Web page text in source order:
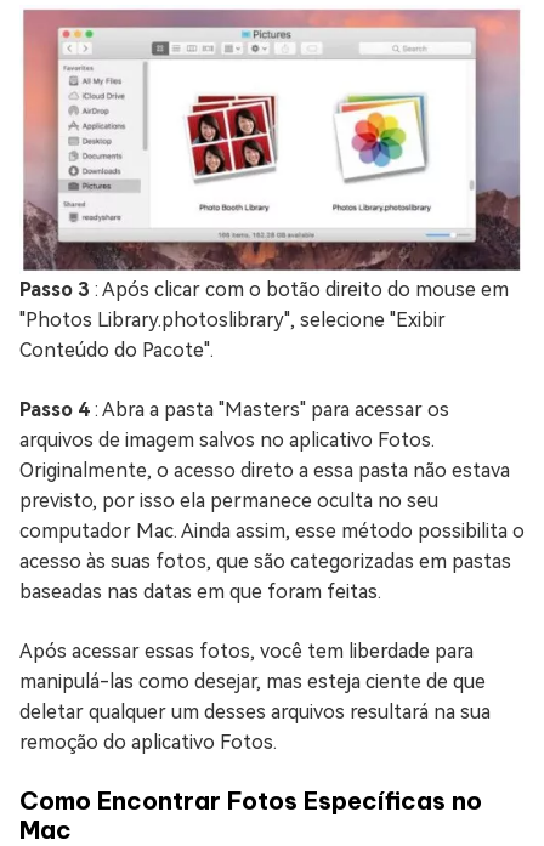
Passo 3 : Após clicar com o botão direito do mouse em
"Photos Library.photoslibrary", selecione "Exibir
Conteúdo do Pacote".
Passo 4 : Abra a pasta "Masters" para acessar os
arquivos de imagem salvos no aplicativo Fotos.
Originalmente, o acesso direto a essa pasta não estava
previsto, por isso ela permanece oculta no seu
computador Mac. Ainda assim, esse método possibilita o
acesso às suas fotos, que são categorizadas em pastas
baseadas nas datas em que foram feitas.
Após acessar essas fotos, você tem liberdade para
manipulá-las como desejar, mas esteja ciente de que
deletar qualquer um desses arquivos resultará na sua
remoção do aplicativo Fotos.
Como Encontrar Fotos Específicas no
Mac